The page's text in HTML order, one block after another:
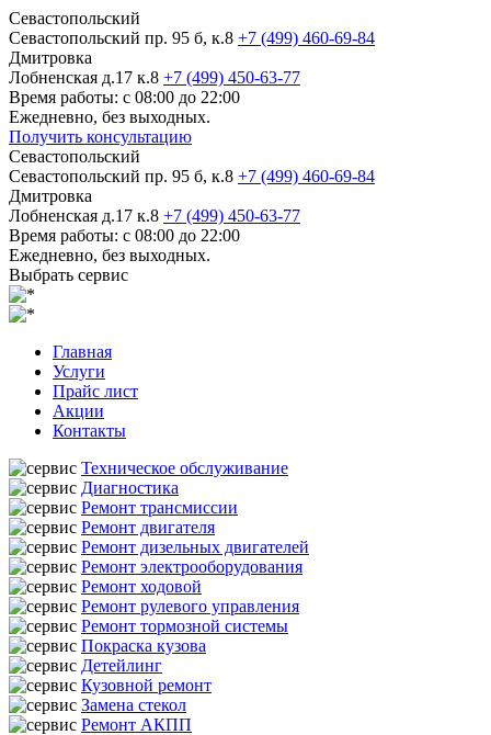
Севастопольский
Севастопольский пр. 95 б, к.8 +7 (499) 460-69-84
Дмитровка
Лобненская д.17 к.8 +7 (499) 450-63-77
Время работы: с 08:00 до 22:00
Ежедневно, без выходных.
Получить консультацию
Севастопольский
Севастопольский пр. 95 б, к.8 +7 (499) 460-69-84
Дмитровка
Лобненская д.17 к.8 +7 (499) 450-63-77
Время работы: с 08:00 до 22:00
Ежедневно, без выходных.
Выбрать сервис
Главная
Услуги
Прайс лист
Акции
Контакты
Техническое обслуживание
Диагностика
Ремонт трансмиссии
Ремонт двигателя
Ремонт дизельных двигателей
Ремонт электрооборудования
Ремонт ходовой
Ремонт рулевого управления
Ремонт тормозной системы
Покраска кузова
Детейлинг
Кузовной ремонт
Замена стекол
Ремонт АКПП